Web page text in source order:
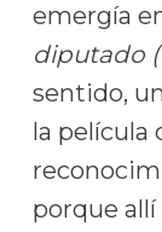
emergía
diputado
sentido,
la película
porque